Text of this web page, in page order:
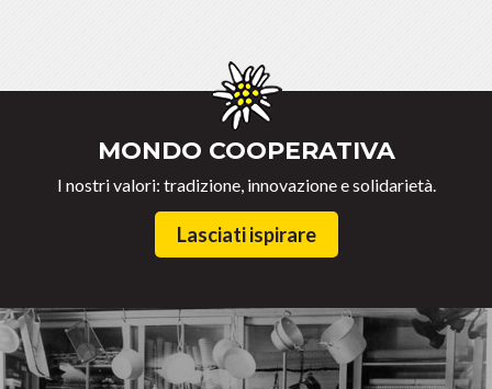
MONDO COOPERATIVA
I nostri valori: tradizione, innovazione e solidarietà.
Lasciati ispirare